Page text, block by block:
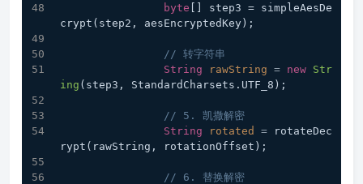
byte [] step3 = simpleAesDe
crypt(step2, aesEncryptedKey);
// 转字符串
String
rawString = new Str
ing (step3, StandardCharsets.UTF_8);
// 5. 凯撒解密
String
rotated = rotateDec
rypt(rawString, rotationOffset);
// 6. 替换解密